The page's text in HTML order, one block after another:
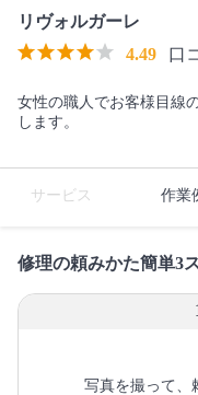
リヴォルガーレ
4.49
口
女性の職人でお客様目線
します。
サービス 作業
修理の頼みかた簡単3
写真を撮って、